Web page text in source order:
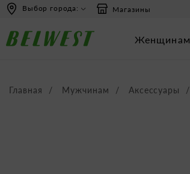
перейти
содержанию
Перейти
навигации
Выбор города: Магазины
Женщинам
Главная Мужчинам Аксессуары